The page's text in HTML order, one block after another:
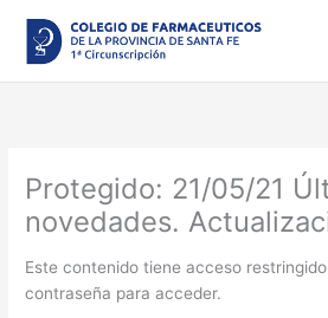
contenido
Protegido: 21/05/21
novedades.
Este contenido tiene acceso
contraseña para acceder.